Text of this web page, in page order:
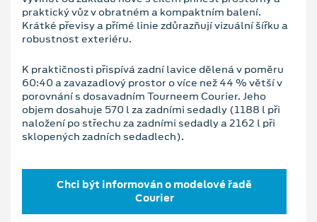
praktický vůz v obratném a kompaktním balení.
Krátké převisy a přímé linie zdůrazňují vizuální šířku a
robustnost exteriéru.
K praktičnosti přispívá zadní lavice dělená v poměru
60:40 a zavazadlový prostor o více než 44 % větší v
porovnání s dosavadním Tourneem Courier. Jeho
objem dosahuje 570 l za zadními sedadly (1188 l při
naložení po střechu za zadními sedadly a 2162 l při
sklopených zadních sedadlech).
Chci být informován o modelové řadě
Courier